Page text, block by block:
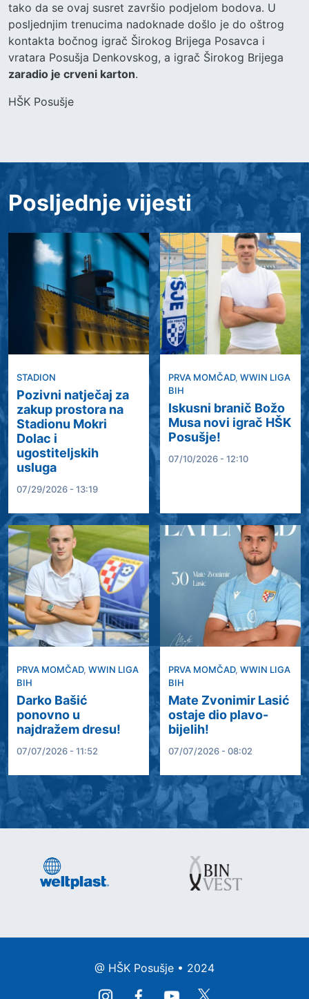
tako da se ovaj susret završio podjelom bodova. U
posljednjim trenucima nadoknade došlo je do oštrog
kontakta bočnog igrač Širokog Brijega Posavca i
vratara Posušja Denkovskog, a igrač Širokog Brijega
zaradio je crveni karton.
HŠK Posušje
Posljednje vijesti
STADION
Pozivni natječaj za
zakup prostora na
Stadionu Mokri
Dolac i
ugostiteljskih
usluga
07/29/2026 - 13:19
PRVA MOMČAD,WWIN LIGA
BIH
Iskusni branič Božo
Musa novi igrač HŠK
Posušje!
07/10/2026 - 12:10
PRVA MOMČAD, WWIN LIGA
BIH
Darko Bašić
ponovno u
najdražem dresu!
07/07/2026 - 11:52
PRVA MOMČAD,WWIN LIGA
BIH
Mate Zvonimir Lasić
ostaje dio plavo-
bijelih!
07/07/2026 - 08:02
@ HŠK Posušje • 2024